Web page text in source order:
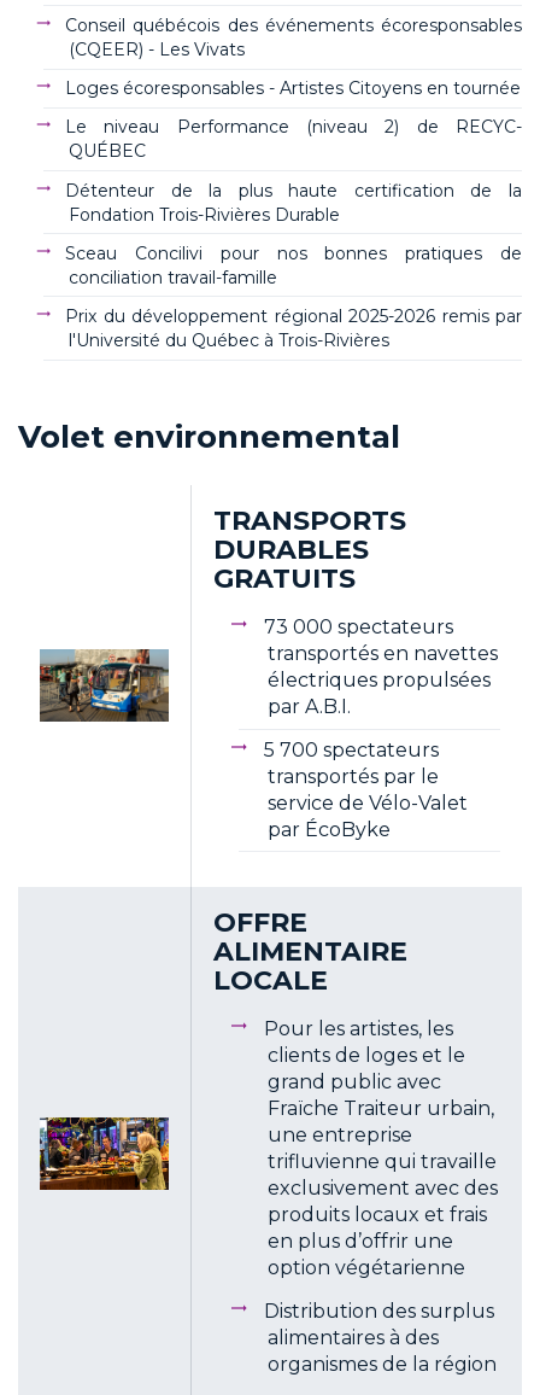
Conseil québécois des événements écoresponsables
(CQEER) - Les Vivats
Loges écoresponsables - Artistes Citoyens en tournée
Le niveau Performance (niveau 2) de RECYC-
QUÉBEC
Détenteur de la plus haute certification de la
Fondation Trois-Rivières Durable
Sceau Concilivi pour nos bonnes pratiques de
conciliation travail-famille
Prix du développement régional 2025-2026 remis par
l'Université du Québec à Trois-Rivières
Volet environnemental
TRANSPORTS
DURABLES
GRATUITS
73 000 spectateurs
transportés en navettes
électriques propulsées
par A.B.I.
5 700 spectateurs
transportés par le
service de Vélo-Valet
par ÉcoByke
OFFRE
ALIMENTAIRE
LOCALE
Pour les artistes, les
clients de loges et le
grand public avec
Fraïche Traiteur urbain,
une entreprise
trifluvienne qui travaille
exclusivement avec des
produits locaux et frais
en plus d’offrir une
option végétarienne
Distribution des surplus
alimentaires à des
organismes de la région